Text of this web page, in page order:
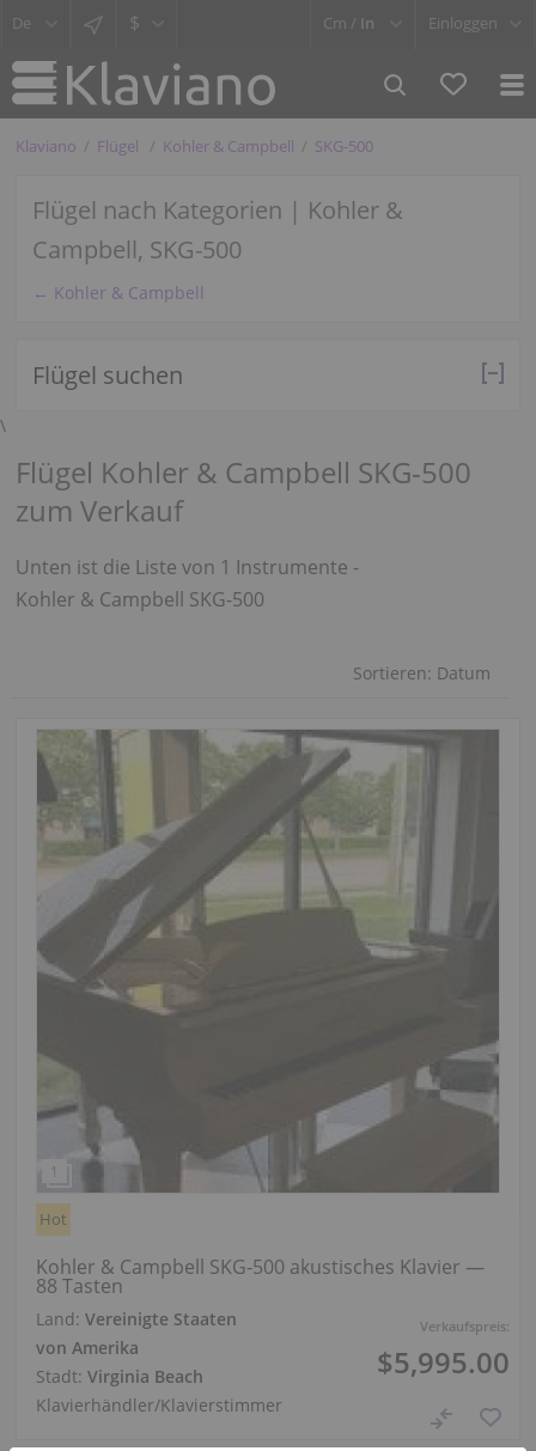
$ Cm / In Einloggen
Klaviano Flügel Kohler & Campbell SKG-500
Flügel nach Kategorien | Kohler &
Campbell, SKG-500
← Kohler & Campbell
Flügel suchen
\
Flügel Kohler & Campbell SKG-500
zum Verkauf
Unten ist die Liste von 1 Instrumente -
Kohler & Campbell SKG-500
Sortieren: Datum
Verkaufspreis:
$5,995.00
Hot
Kohler & Campbell SKG-500 akustisches Klavier —
88 Tasten
Land: Vereinigte Staaten
von Amerika
Stadt: Virginia Beach
Klavierhändler/Klavierstimmer